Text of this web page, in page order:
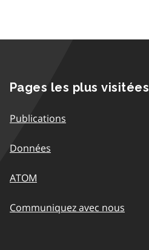
Pages les plus visitées
Publications
Données
ATOM
Communiquez avec nous